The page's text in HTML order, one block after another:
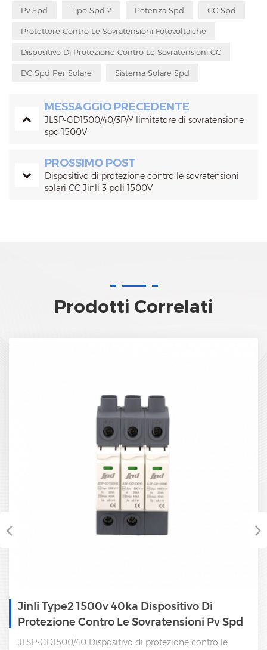
Pv Spd Tipo Spd 2 Potenza Spd CC Spd
Protettore Contro Le Sovratensioni Fotovoltaiche
Dispositivo Di Protezione Contro Le Sovratensioni CC
DC Spd Per Solare Sistema Solare Spd
MESSAGGIO PRECEDENTE
JLSP-GD1500/40/3P/Y limitatore di sovratensione
spd 1500V
PROSSIMO POST
Dispositivo di protezione contro le sovratensioni
solari CC Jinli 3 poli 1500V
Prodotti Correlati
Jinli Type2 1500v 40ka Dispositivo Di
Protezione Contro Le Sovratensioni Pv Spd
JLSP-GD1500/40 Dispositivo di protezione contro le